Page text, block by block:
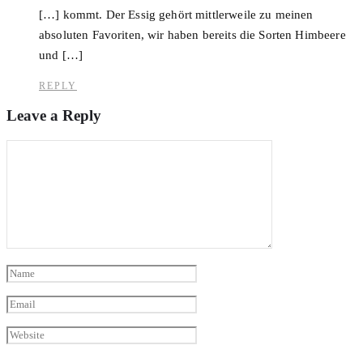
[…] kommt. Der Essig gehört mittlerweile zu meinen
absoluten Favoriten, wir haben bereits die Sorten Himbeere
und […]
REPLY
Leave a Reply